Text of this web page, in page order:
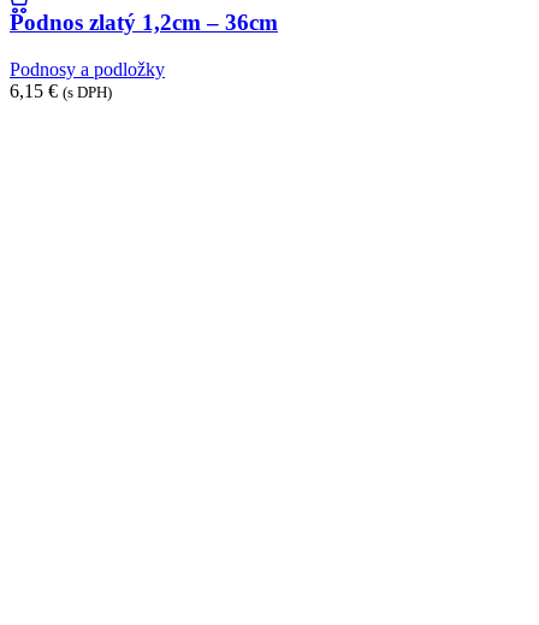
1,2cm
-
Podnos zlatý 1,2cm – 36cm
Podnosy a podložky
6,15 € (s DPH)